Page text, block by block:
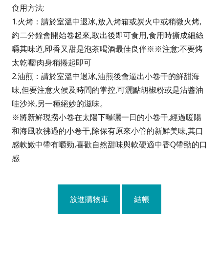
食用方法:
1.火烤：請於室溫中退冰,放入烤箱或炭火中或稍微火烤,
約二分鐘會開始卷起來,取出後即可食用,食用時撕成細絲
嚼其味道,即香又甜是泡茶喝酒最佳良伴※※注意:不要烤
太乾喔!肉身稍捲起即可
2.油煎：請於室溫中退冰,油煎後會逼出小卷干的鮮甜海
味,但要注意火候及時間的掌控,可灑點胡椒粉或是沾醬油
哇沙米,另一種絕妙的滋味。
※將新鮮現撈小卷在太陽下曝曬一日的小卷干,經過暖陽
和海風吹彿過的小卷干,除保有原來小管的新鮮美味,其口
感軟嫩中帶有嚼勁,喜歡自然甜味與軟硬適中香Q帶勁的口
感
放進購物車 結帳